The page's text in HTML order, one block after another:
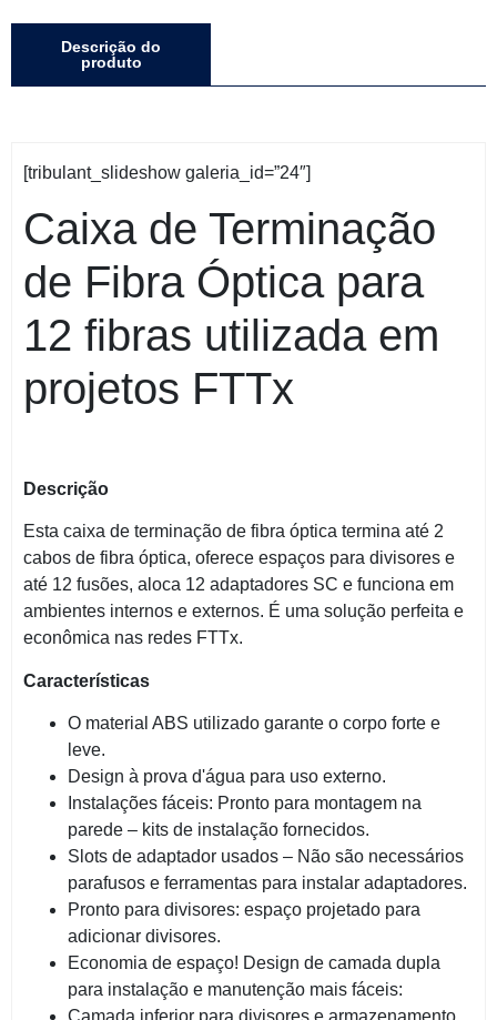
Descrição do
produto
[tribulant_slideshow galeria_id=”24″]
Caixa de Terminação
de Fibra Óptica para
12 fibras utilizada em
projetos FTTx
Descrição
Esta caixa de terminação de fibra óptica termina até 2
cabos de fibra óptica, oferece espaços para divisores e
até 12 fusões, aloca 12 adaptadores SC e funciona em
ambientes internos e externos. É uma solução perfeita e
econômica nas redes FTTx.
Características
O material ABS utilizado garante o corpo forte e
leve.
Design à prova d'água para uso externo.
Instalações fáceis: Pronto para montagem na
parede – kits de instalação fornecidos.
Slots de adaptador usados ​​– Não são necessários
parafusos e ferramentas para instalar adaptadores.
Pronto para divisores: espaço projetado para
adicionar divisores.
Economia de espaço! Design de camada dupla
para instalação e manutenção mais fáceis:
Camada inferior para divisores e armazenamento